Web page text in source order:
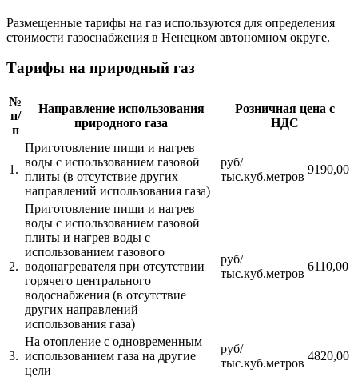
Размещенные тарифы на газ используются для определения
стоимости газоснабжения в Ненецком автономном округе.
Тарифы на природный газ
№
п/
п
Направление использования
природного газа
Розничная цена с
НДС
1.
Приготовление пищи и нагрев
воды с использованием газовой
плиты (в отсутствие других
направлений использования газа)
руб/
тыс.куб.метров
9190,00
2.
Приготовление пищи и нагрев
воды с использованием газовой
плиты и нагрев воды с
использованием газового
водонагревателя при отсутствии
горячего центрального
водоснабжения (в отсутствие
других направлений
использования газа)
руб/
тыс.куб.метров
6110,00
3.
На отопление с одновременным
использованием газа на другие
цели
руб/
тыс.куб.метров
4820,00